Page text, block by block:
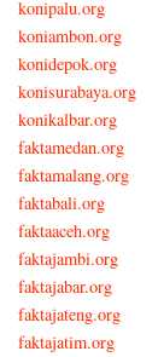
konipalu.org
koniambon.org
konidepok.org
konisurabaya.org
konikalbar.org
faktamedan.org
faktamalang.org
faktabali.org
faktaaceh.org
faktajambi.org
faktajabar.org
faktajateng.org
faktajatim.org